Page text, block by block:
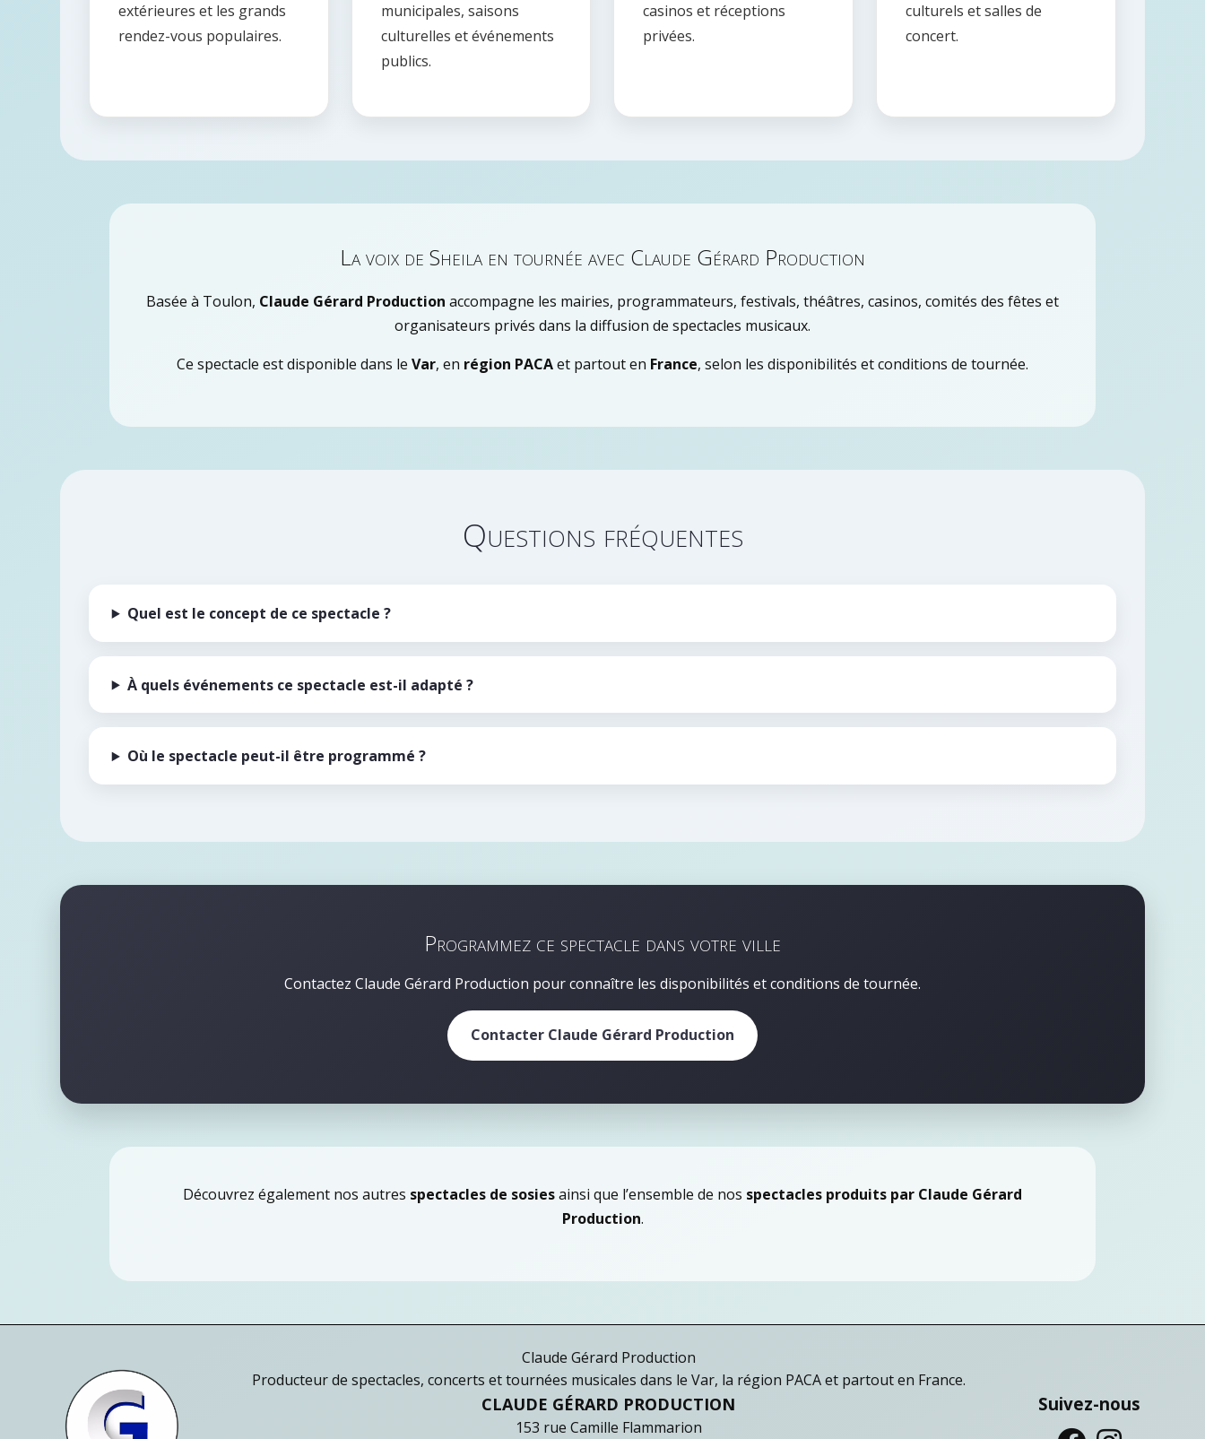
extérieures et les grands
rendez-vous populaires.
municipales, saisons
culturelles et événements
publics.
casinos et réceptions
privées.
culturels et salles de
concert.
La voix de Sheila en tournée avec Claude Gérard Production
Basée à Toulon, Claude Gérard Production accompagne les mairies, programmateurs, festivals, théâtres, casinos, comités des fêtes et
organisateurs privés dans la diffusion de spectacles musicaux.
Ce spectacle est disponible dans le Var, en région PACAet partout en France, selon les disponibilités et conditions de tournée.
Questions fréquentes
Quel est le concept de ce spectacle ?
À quels événements ce spectacle est-il adapté ?
Où le spectacle peut-il être programmé ?
Programmez ce spectacle dans votre ville
Contactez Claude Gérard Production pour connaître les disponibilités et conditions de tournée.
Contacter Claude Gérard Production
Découvrez également nos autres spectacles de sosiesainsi que l’ensemble de nos spectacles produits par Claude Gérard
Production.
Claude Gérard Production
Producteur de spectacles, concerts et tournées musicales dans le Var, la région PACA et partout en France.
CLAUDE GÉRARD PRODUCTION
153 rue Camille Flammarion
Suivez-nous